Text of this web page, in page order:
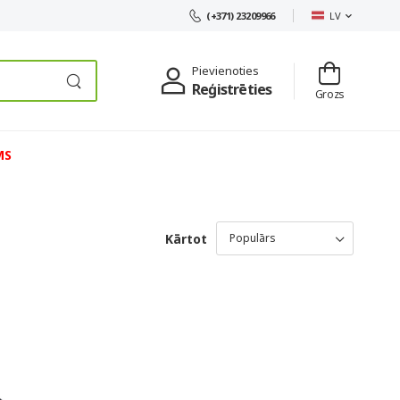
(+371) 23209966 LV
Pievienoties
Reģistrēties Grozs
Kārtot